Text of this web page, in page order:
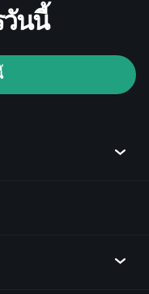
วันนี้